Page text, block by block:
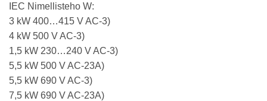
IEC Nimellisteho W:
3 kW 400…415 V AC-3)
4 kW 500 V AC-3)
1,5 kW 230…240 V AC-3)
5,5 kW 500 V AC-23A)
5,5 kW 690 V AC-3)
7,5 kW 690 V AC-23A)